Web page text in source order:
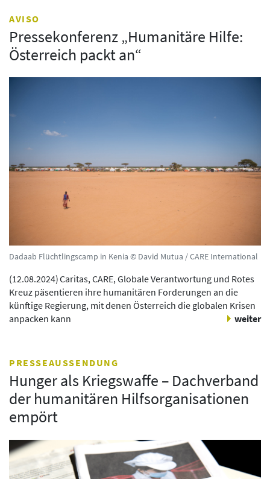
AVISO
Pressekonferenz „Humanitäre Hilfe:
Österreich packt an“
Dadaab Flüchtlingscamp in Kenia © David Mutua / CARE International
(12.08.2024)Caritas, CARE, Globale Verantwortung und Rotes
Kreuz päsentieren ihre humanitären Forderungen an die
künftige Regierung, mit denen Österreich die globalen Krisen
anpacken kann
weiter
PRESSEAUSSENDUNG
Hunger als Kriegswaffe – Dachverband
der humanitären Hilfsorganisationen
empört